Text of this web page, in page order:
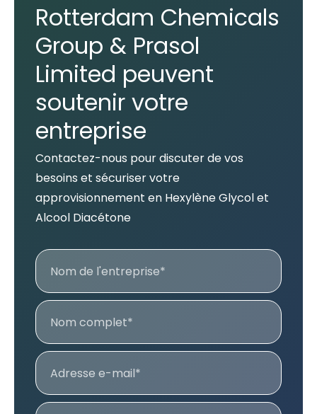
Rotterdam Chemicals
Group & Prasol
Limited peuvent
soutenir votre
entreprise
Contactez-nous pour discuter de vos
besoins et sécuriser votre
approvisionnement en Hexylène Glycol et
Alcool Diacétone